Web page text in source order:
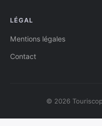
LÉGAL
Mentions légales
Contact
© 2026